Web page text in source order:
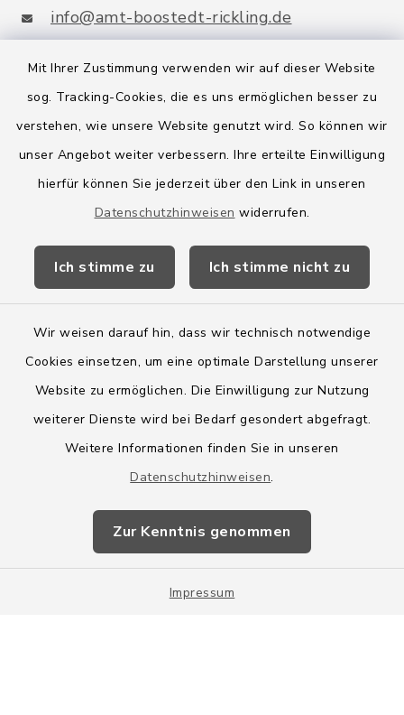
Mit Ihrer Zustimmung verwenden wir auf dieser Website
sog. Tracking-Cookies, die es uns ermöglichen besser zu
verstehen, wie unsere Website genutzt wird. So können wir
unser Angebot weiter verbessern. Ihre erteilte Einwilligung
hierfür können Sie jederzeit über den Link in unseren
Datenschutzhinweisen widerrufen.
Ich stimme zu Ich stimme nicht zu
Wir weisen darauf hin, dass wir technisch notwendige
Cookies einsetzen, um eine optimale Darstellung unserer
Website zu ermöglichen. Die Einwilligung zur Nutzung
weiterer Dienste wird bei Bedarf gesondert abgefragt.
Weitere Informationen finden Sie in unseren
Datenschutzhinweisen.
Zur Kenntnis genommen
Impressum
info@amt-boostedt-rickling.de
Quicklinks
Amt Boostedt-Rickling
Amtsbroschüre
Wege-Zweckverband
Barrierefreiheit
Impressum
Sitemap